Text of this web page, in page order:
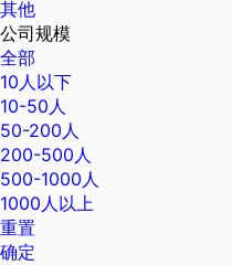
其他
公司规模
全部
10人以下
10-50人
50-200人
200-500人
500-1000人
1000人以上
重置
确定